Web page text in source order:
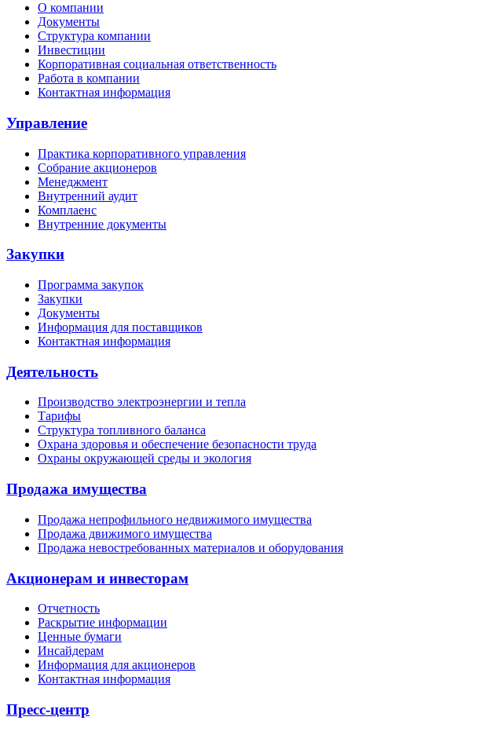
О компании
Документы
Структура компании
Инвестиции
Корпоративная социальная ответственность
Работа в компании
Контактная информация
Управление
Практика корпоративного управления
Собрание акционеров
Менеджмент
Внутренний аудит
Комплаенс
Внутренние документы
Закупки
Программа закупок
Закупки
Документы
Информация для поставщиков
Контактная информация
Деятельность
Производство электроэнергии и тепла
Тарифы
Структура топливного баланса
Охрана здоровья и обеспечение безопасности труда
Охраны окружающей среды и экология
Продажа имущества
Продажа непрофильного недвижимого имущества
Продажа движимого имущества
Продажа невостребованных материалов и оборудования
Акционерам и инвесторам
Отчетность
Раскрытие информации
Ценные бумаги
Инсайдерам
Информация для акционеров
Контактная информация
Пресс-центр